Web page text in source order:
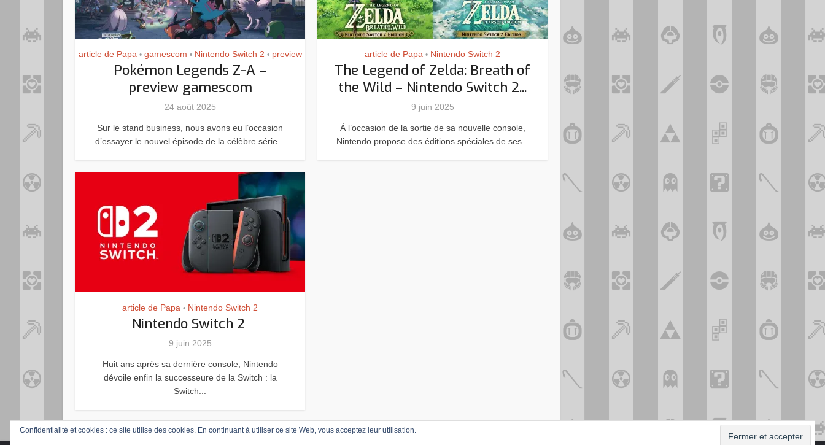
article de Papa • gamescom • Nintendo Switch 2 • preview
Pokémon Legends Z-A –
preview gamescom
24 août 2025
Sur le stand business, nous avons eu l’occasion
d’essayer le nouvel épisode de la célèbre série...
article de Papa • Nintendo Switch 2
The Legend of Zelda: Breath of
the Wild – Nintendo Switch 2...
9 juin 2025
À l’occasion de la sortie de sa nouvelle console,
Nintendo propose des éditions spéciales de ses...
article de Papa • Nintendo Switch 2
Nintendo Switch 2
9 juin 2025
Huit ans après sa dernière console, Nintendo
dévoile enfin la successeure de la Switch : la
Switch...
Confidentialité et cookies : ce site utilise des cookies. En continuant à utiliser ce site Web, vous acceptez leur utilisation.